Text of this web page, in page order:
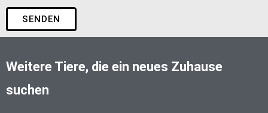
SENDEN
Weitere Tiere, die ein neues Zuhause
suchen